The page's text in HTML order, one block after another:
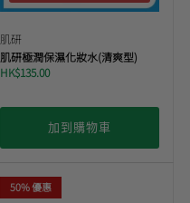
肌研
肌研極潤保濕化妝水(清爽型)
HK$135.00
加到購物車
50% 優惠